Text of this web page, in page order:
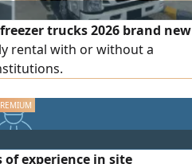
trucks 2026 brand new
rental with or without a
of experience in site